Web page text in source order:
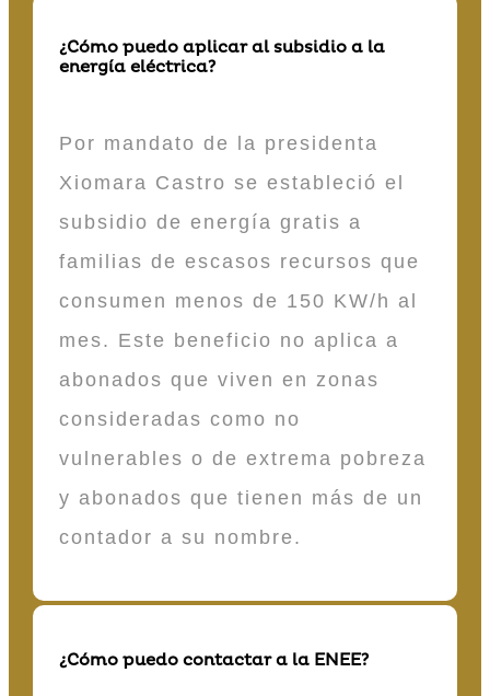
¿Cómo puedo aplicar al subsidio a la
energía eléctrica?
Por mandato de la presidenta
Xiomara Castro se estableció el
subsidio de energía gratis a
familias de escasos recursos que
consumen menos de 150 KW/h al
mes. Este beneficio no aplica a
abonados que viven en zonas
consideradas como no
vulnerables o de extrema pobreza
y abonados que tienen más de un
contador a su nombre.
¿Cómo puedo contactar a la ENEE?